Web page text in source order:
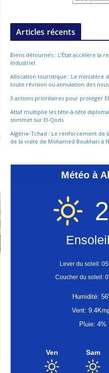
Articles récents
Biens détournés : L’État accélère la
industriel
Allocation touristique : Le ministère
toute révision ou annulation des
3 actions prioritaires pour protéger
Attaf multiplie les tête-à-tête
sommet sur El-Qods
Algérie-Tchad : Le renforcement de
de la visite de Mohamed Boukhari à
Météo à
Lever du soleil:
Coucher du soleil:
Humidité:
Vent:
Pluie: 4%
Ven Sam